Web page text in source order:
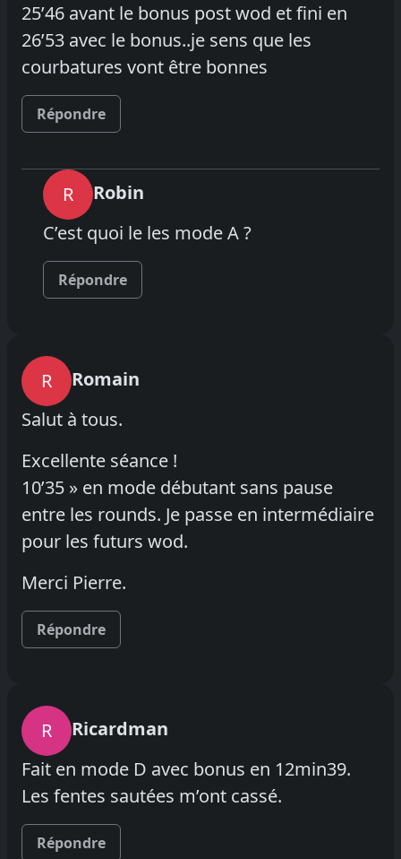
25’46 avant le bonus post wod et fini en
26’53 avec le bonus..je sens que les
courbatures vont être bonnes
Répondre
R
Robin
C’est quoi le les mode A ?
Répondre
R
Romain
Salut à tous.
Excellente séance !
10’35 » en mode débutant sans pause
entre les rounds. Je passe en intermédiaire
pour les futurs wod.
Merci Pierre.
Répondre
R
Ricardman
Fait en mode D avec bonus en 12min39.
Les fentes sautées m’ont cassé.
Répondre